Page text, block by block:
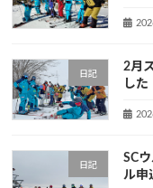
日記
2月
した
日記
SC
ル申